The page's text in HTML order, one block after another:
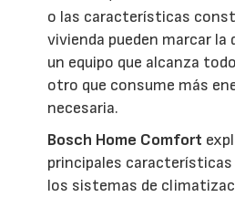
o las características
vivienda pueden marcar
un equipo que alcanza
otro que consume más
necesaria.
Bosch Home Comfort
principales
los sistemas de